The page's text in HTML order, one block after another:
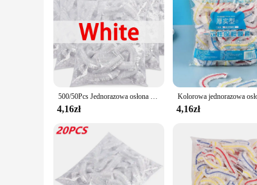
Features:
**Optimal Food Preservation**
The food foil Saran Wrap is a kitchen essential
spoilage. The transparent design allows for easy
Saran Wrap provides a reliable barrier against
**Convenience for Everyday Use**
The Saran Wrap is not just about preserving food; it's
property means that your food stays secure, even
ensuring that you have a continuous supply of this
The Saran Wrap is not just about food storage; it's also
greener lifestyle. The moisture-resistant properties
caters to your food storage needs while being kind to the
500/50Pcs Jednorazowa osłona na żywność Owocowa osłona na żywność Elastyczna plastikowa czepek prysznicowy Torba do przechowywania żywności Organizer kuchenny Folia spożywcza
4,16zł 4,16zł